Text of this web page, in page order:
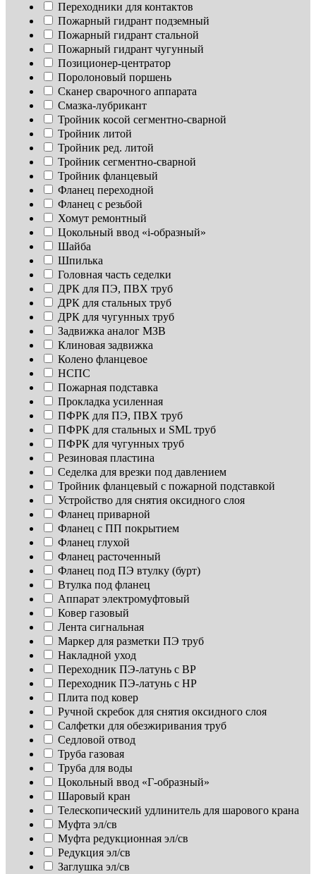
Переходники для контактов
Пожарный гидрант подземный
Пожарный гидрант стальной
Пожарный гидрант чугунный
Позиционер-центратор
Поролоновый поршень
Сканер сварочного аппарата
Смазка-лубрикант
Тройник косой сегментно-сварной
Тройник литой
Тройник ред. литой
Тройник сегментно-сварной
Тройник фланцевый
Фланец переходной
Фланец с резьбой
Хомут ремонтный
Цокольный ввод «i-образный»
Шайба
Шпилька
Головная часть седелки
ДРК для ПЭ, ПВХ труб
ДРК для стальных труб
ДРК для чугунных труб
Задвижка аналог МЗВ
Клиновая задвижка
Колено фланцевое
НСПС
Пожарная подставка
Прокладка усиленная
ПФРК для ПЭ, ПВХ труб
ПФРК для стальных и SML труб
ПФРК для чугунных труб
Резиновая пластина
Седелка для врезки под давлением
Тройник фланцевый с пожарной подставкой
Устройство для снятия оксидного слоя
Фланец приварной
Фланец с ПП покрытием
Фланец глухой
Фланец расточенный
Фланец под ПЭ втулку (бурт)
Втулка под фланец
Аппарат электромуфтовый
Ковер газовый
Лента сигнальная
Маркер для разметки ПЭ труб
Накладной уход
Переходник ПЭ-латунь с ВР
Переходник ПЭ-латунь с НР
Плита под ковер
Ручной скребок для снятия оксидного слоя
Салфетки для обезжиривания труб
Седловой отвод
Труба газовая
Труба для воды
Цокольный ввод «Г-образный»
Шаровый кран
Телескопический удлинитель для шарового крана
Муфта эл/св
Муфта редукционная эл/св
Редукция эл/св
Заглушка эл/св